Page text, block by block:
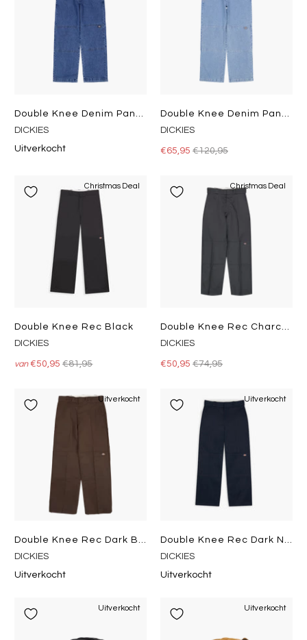
Double Knee Denim Pant Classic Blue
DICKIES
Uitverkocht
Double Knee Denim Pant Light Wash
DICKIES
€65,95 €120,95
Christmas Deal
Double Knee Rec Black
DICKIES
van €50,95€81,95
Christmas Deal
Double Knee Rec Charcoal Grey
DICKIES
€50,95 €74,95
Uitverkocht
Double Knee Rec Dark Brown
DICKIES
Uitverkocht
Uitverkocht
Double Knee Rec Dark Navy
DICKIES
Uitverkocht
Uitverkocht Uitverkocht